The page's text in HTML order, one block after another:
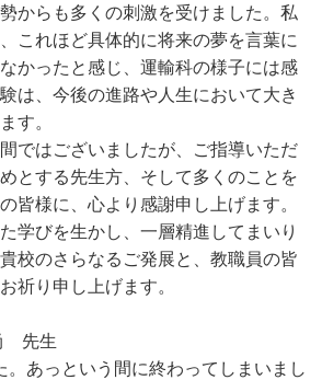
からも多くの刺激を受けました。私
これほど具体的に将来の夢を言葉に
かったと感じ、運輸科の様子には感
は、今後の進路や人生において大き
す。
ではございましたが、ご指導いただ
とする先生方、そして多くのことを
皆様に、心より感謝申し上げます。
学びを生かし、一層精進してまいり
校のさらなるご発展と、教職員の皆
祈り申し上げます。
先生
。あっという間に終わってしまいまし